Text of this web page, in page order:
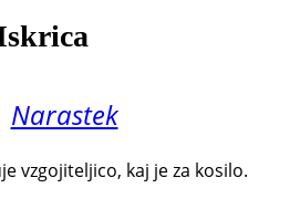
Narastek
vzgojiteljico, kaj je za kosilo.